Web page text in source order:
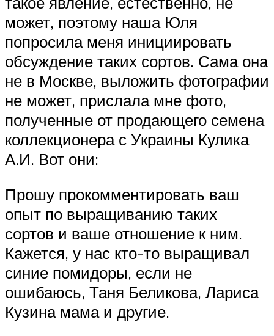
может, поэтому наша Юля
попросила меня инициировать
обсуждение таких сортов. Сама она
не в Москве, выложить фотографии
не может, прислала мне фото,
полученные от продающего семена
коллекционера с Украины Кулика
А.И. Вот они:
Прошу прокомментировать ваш
опыт по выращиванию таких
сортов и ваше отношение к ним.
Кажется, у нас кто-то выращивал
синие помидоры, если не
ошибаюсь, Таня Беликова, Лариса
Кузина мама и другие.